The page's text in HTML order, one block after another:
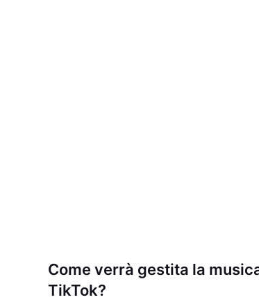
Come verrà gestita la
TikTok?